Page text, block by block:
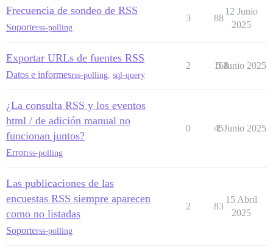
Frecuencia de sondeo de RSS
Soporterss-polling
3 88
12 Junio
2025
Exportar URLs de fuentes RSS
Datos e informesrss-polling sql-query
2 168
5 Junio 2025
¿La consulta RSS y los eventos
html / de adición manual no
funcionan juntos?
Errorrss-polling
0 45
1 Junio 2025
Las publicaciones de las
encuestas RSS siempre aparecen
como no listadas
Soporterss-polling
2 83
15 Abril
2025